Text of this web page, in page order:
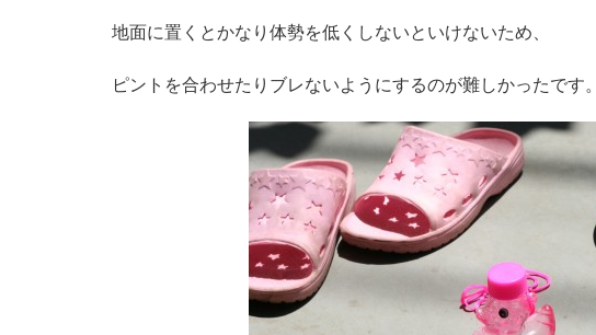
地面に置くとかなり体勢を低くしないといけないため、
ピントを合わせたりブレないようにするのが難しかったです。